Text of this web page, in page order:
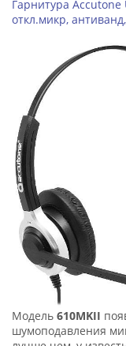
Гарнитура Accutone
откл.микр,
Модель 610MKII
шумоподавления